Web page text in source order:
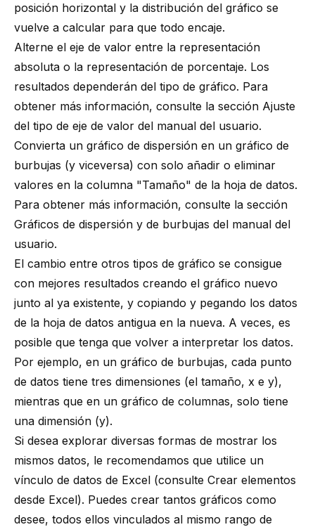
posición horizontal y la distribución del gráfico se
vuelve a calcular para que todo encaje.
Alterne el eje de valor entre la representación
absoluta o la representación de porcentaje. Los
resultados dependerán del tipo de gráfico. Para
obtener más información, consulte la sección Ajuste
del tipo de eje de valor del manual del usuario.
Convierta un gráfico de dispersión en un gráfico de
burbujas (y viceversa) con solo añadir o eliminar
valores en la columna "Tamaño" de la hoja de datos.
Para obtener más información, consulte la sección
Gráficos de dispersión y de burbujas del manual del
usuario.
El cambio entre otros tipos de gráfico se consigue
con mejores resultados creando el gráfico nuevo
junto al ya existente, y copiando y pegando los datos
de la hoja de datos antigua en la nueva. A veces, es
posible que tenga que volver a interpretar los datos.
Por ejemplo, en un gráfico de burbujas, cada punto
de datos tiene tres dimensiones (el tamaño, x e y),
mientras que en un gráfico de columnas, solo tiene
una dimensión (y).
Si desea explorar diversas formas de mostrar los
mismos datos, le recomendamos que utilice un
vínculo de datos de Excel (consulte Crear elementos
desde Excel). Puedes crear tantos gráficos como
desee, todos ellos vinculados al mismo rango de